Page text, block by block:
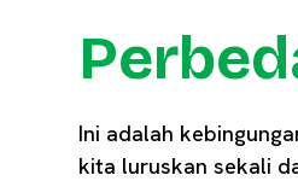
Ini adalah
kita luruskan sekali